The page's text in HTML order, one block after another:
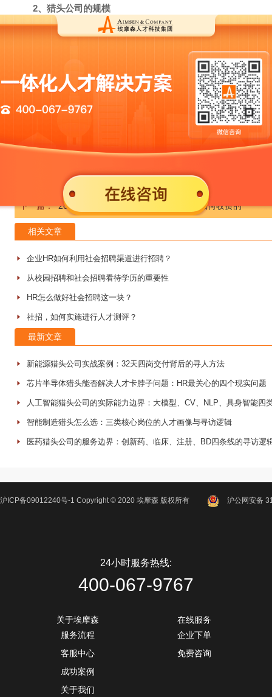
2、猎头公司的规模
虽然量并不能决定质，但是如果一家猎头公司就三五个人，
要看猎头公司的服务流程，是不是比较完善，服务的节点之
其顾问是不是具备解析职位的能力。
以上就是关于“知名的房地产猎头公司有哪些，如何寻找合
深圳猎头：深圳猎头公司是如何猎寻人才的?
下一篇： 2019年猎头公司收费标准|猎头公司是如何收费的
相关文章
企业HR如何利用社会招聘渠道进行招聘？
从校园招聘和社会招聘看待学历的重要性
HR怎么做好社会招聘这一块？
社招，如何实施进行人才测评？
最新文章
新能源猎头公司实战案例：32天四岗交付背后的寻人方法
芯片半导体猎头能否解决人才卡脖子问题：HR最关心的四个现实问题
人工智能猎头公司的实际能力边界：大模型、CV、NLP、具身智能四
智能制造猎头怎么选：三类核心岗位的人才画像与寻访逻辑
医药猎头公司的服务边界：创新药、临床、注册、BD四条线的寻访逻
沪ICP备09012240号-1 Copyright © 2020 埃摩森 版权所有 沪公网安备
24小时服务热线:
400-067-9767
关于埃摩森
服务流程
客服中心
成功案例
关于我们
在线服务
企业下单
免费咨询